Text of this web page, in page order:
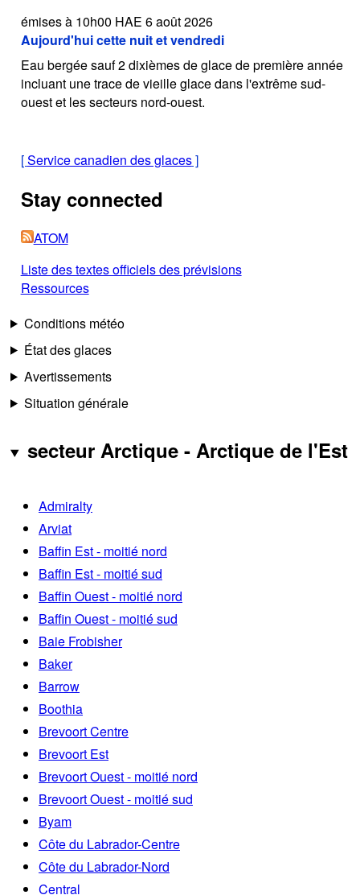
émises à 10h00 HAE 6 août 2026
Aujourd'hui cette nuit et vendredi
Eau bergée sauf 2 dixièmes de glace de première année
incluant une trace de vieille glace dans l'extrême sud-
ouest et les secteurs nord-ouest.
[Service canadien des glaces]
Stay connected
ATOM
Liste des textes officiels des prévisions
Ressources
Conditions météo
État des glaces
Avertissements
Situation générale
secteur Arctique - Arctique de l'Est
Admiralty
Arviat
Baffin Est - moitié nord
Baffin Est - moitié sud
Baffin Ouest - moitié nord
Baffin Ouest - moitié sud
Baie Frobisher
Baker
Barrow
Boothia
Brevoort Centre
Brevoort Est
Brevoort Ouest - moitié nord
Brevoort Ouest - moitié sud
Byam
Côte du Labrador-Centre
Côte du Labrador-Nord
Central